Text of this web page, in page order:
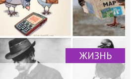
ЖИЗНЬ